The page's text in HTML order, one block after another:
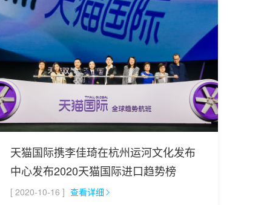
天猫国际携李佳琦在杭州运河文化发布
中心发布2020天猫国际进口趋势榜
[ 2020-10-16 ] 查看详细